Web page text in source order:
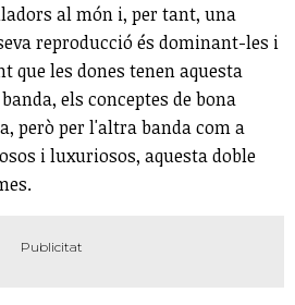
al món i, per tant, una
reproducció és dominant-les i
que les dones tenen aquesta
els conceptes de bona
però per l'altra banda com a
i luxuriosos, aquesta doble